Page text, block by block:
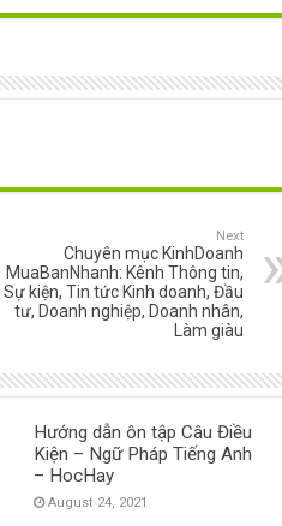
Next
Chuyên mục KinhDoanh
MuaBanNhanh: Kênh Thông tin,
Sự kiện, Tin tức Kinh doanh, Đầu
tư, Doanh nghiệp, Doanh nhân,
Làm giàu
Hướng dẫn ôn tập Câu Điều
Kiện – Ngữ Pháp Tiếng Anh
– HocHay
August 24, 2021